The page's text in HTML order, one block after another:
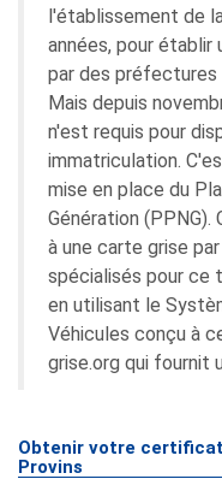
l'établissement de
années, pour
par des préfectures
Mais depuis
n'est requis pour
immatriculation.
mise en place du
Génération
à une carte grise
spécialisés pour ce
en utilisant le
Véhicules conçu à
grise.org qui fournit
Obtenir votre
Provins